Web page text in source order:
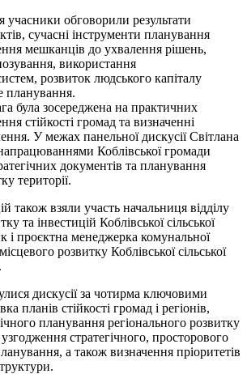
учасники обговорили результати
сучасні інструменти планування
мешканців до ухвалення рішень,
використання
розвиток людського капіталу
планування.
була зосереджена на практичних
стійкості громад та визначенні
У межах панельної дискусії Світлана
Коблівської громади
документів та планування
території.
також взяли участь начальниця відділу
та інвестицій Коблівської сільської
і проєктна менеджерка комунальної
розвитку Коблівської сільської
дискусії за чотирма ключовими
планів стійкості громад і регіонів,
планування регіонального розвитку
стратегічного, просторового
а також визначення пріоритетів